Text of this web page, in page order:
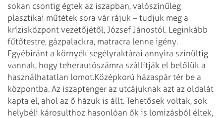
sokan csontig égtek az iszapban, valószínűleg
plasztikai műtétek sora vár rájuk – tudjuk meg a
krízisközpont vezetőjétől, József Jánostól. Leginkább
fűtőtestre, gázpalackra, matracra lenne igény.
Egyébiránt a környék segélyraktárai annyira színültig
vannak, hogy teherautószámra szállítják el belőlük a
használhatatlan lomot.Középkorú házaspár tér be a
központba. Az iszaptenger az utcájuknak azt az oldalát
kapta el, ahol az ő házuk is állt. Tehetősek voltak, sok
helybéli károsulthoz hasonlóan ők is lomizásból éltek,